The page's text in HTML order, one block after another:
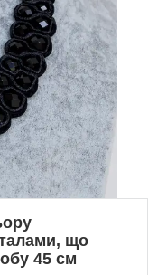
що
45 см